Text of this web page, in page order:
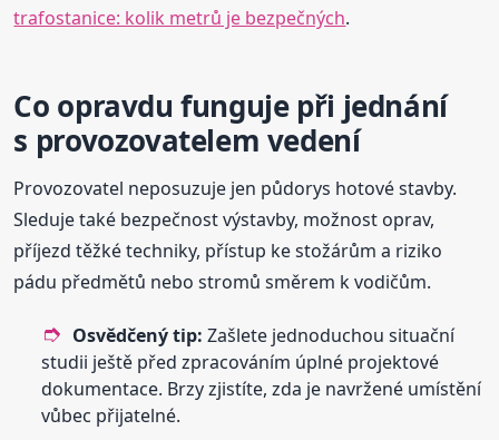
trafostanice: kolik metrů je bezpečných.
Co opravdu funguje při jednání
s provozovatelem vedení
Provozovatel neposuzuje jen půdorys hotové stavby.
Sleduje také bezpečnost výstavby, možnost oprav,
příjezd těžké techniky, přístup ke stožárům a riziko
pádu předmětů nebo stromů směrem k vodičům.
Osvědčený tip: Zašlete jednoduchou situační
studii ještě před zpracováním úplné projektové
dokumentace. Brzy zjistíte, zda je navržené umístění
vůbec přijatelné.